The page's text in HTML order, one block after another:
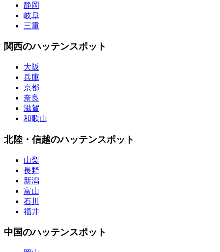
静岡
岐阜
三重
関西のハッテンスポット
大阪
兵庫
京都
奈良
滋賀
和歌山
北陸・信越のハッテンスポット
山梨
長野
新潟
富山
石川
福井
中国のハッテンスポット